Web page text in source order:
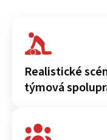
Realistické
týmová